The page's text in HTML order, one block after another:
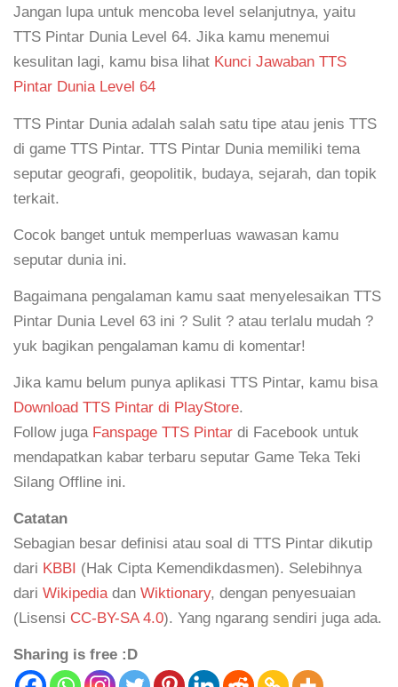
Jangan lupa untuk mencoba level selanjutnya, yaitu
TTS Pintar Dunia Level 64. Jika kamu menemui
kesulitan lagi, kamu bisa lihat Kunci Jawaban TTS
Pintar Dunia Level 64
TTS Pintar Dunia adalah salah satu tipe atau jenis TTS
di game TTS Pintar. TTS Pintar Dunia memiliki tema
seputar geografi, geopolitik, budaya, sejarah, dan topik
terkait.
Cocok banget untuk memperluas wawasan kamu
seputar dunia ini.
Bagaimana pengalaman kamu saat menyelesaikan TTS
Pintar Dunia Level 63 ini ? Sulit ? atau terlalu mudah ?
yuk bagikan pengalaman kamu di komentar!
Jika kamu belum punya aplikasi TTS Pintar, kamu bisa
Download TTS Pintar di PlayStore.
Follow juga Fanspage TTS Pintar di Facebook untuk
mendapatkan kabar terbaru seputar Game Teka Teki
Silang Offline ini.
Catatan
Sebagian besar definisi atau soal di TTS Pintar dikutip
dari KBBI (Hak Cipta Kemendikdasmen). Selebihnya
dari Wikipediadan Wiktionary, dengan penyesuaian
(Lisensi CC-BY-SA 4.0). Yang ngarang sendiri juga ada.
Sharing is free :D